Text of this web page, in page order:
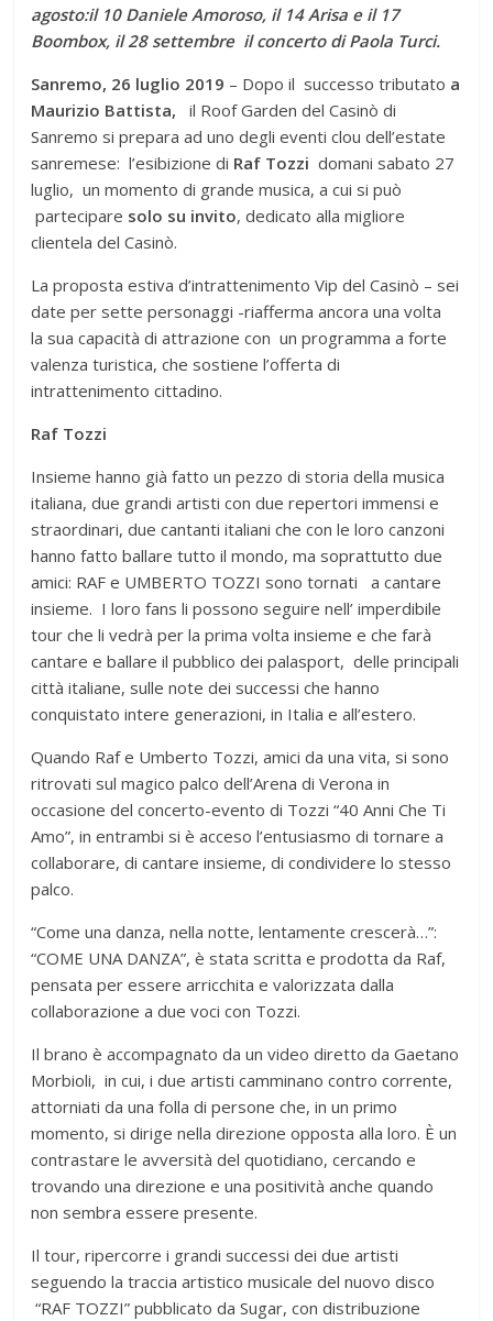
agosto:il 10 Daniele Amoroso, il 14 Arisa e il 17
Boombox, il 28 settembre il concerto di Paola Turci.
Sanremo, 26 luglio 2019 – Dopo il successo tributato a
Maurizio Battista,
il Roof Garden del Casinò di
Sanremo si prepara ad uno degli eventi clou dell’estate
sanremese: l’esibizione di Raf Tozzi domani sabato 27
luglio, un momento di grande musica, a cui si può
partecipare solo su invito, dedicato alla migliore
clientela del Casinò.
La proposta estiva d’intrattenimento Vip del Casinò – sei
date per sette personaggi -riafferma ancora una volta
la sua capacità di attrazione con un programma a forte
valenza turistica, che sostiene l’offerta di
intrattenimento cittadino.
Raf Tozzi
Insieme hanno già fatto un pezzo di storia della musica
italiana, due grandi artisti con due repertori immensi e
straordinari, due cantanti italiani che con le loro canzoni
hanno fatto ballare tutto il mondo, ma soprattutto due
amici: RAF e UMBERTO TOZZI sono tornati a cantare
insieme. I loro fans li possono seguire nell’ imperdibile
tour che li vedrà per la prima volta insieme e che farà
cantare e ballare il pubblico dei palasport, delle principali
città italiane, sulle note dei successi che hanno
conquistato intere generazioni, in Italia e all’estero.
Quando Raf e Umberto Tozzi, amici da una vita, si sono
ritrovati sul magico palco dell’Arena di Verona in
occasione del concerto-evento di Tozzi “40 Anni Che Ti
Amo”, in entrambi si è acceso l’entusiasmo di tornare a
collaborare, di cantare insieme, di condividere lo stesso
palco.
“Come una danza, nella notte, lentamente crescerà…”:
“COME UNA DANZA”, è stata scritta e prodotta da Raf,
pensata per essere arricchita e valorizzata dalla
collaborazione a due voci con Tozzi.
Il brano è accompagnato da un video diretto da Gaetano
Morbioli, in cui, i due artisti camminano contro corrente,
attorniati da una folla di persone che, in un primo
momento, si dirige nella direzione opposta alla loro. È un
contrastare le avversità del quotidiano, cercando e
trovando una direzione e una positività anche quando
non sembra essere presente.
Il tour, ripercorre i grandi successi dei due artisti
seguendo la traccia artistico musicale del nuovo disco
“RAF TOZZI” pubblicato da Sugar, con distribuzione